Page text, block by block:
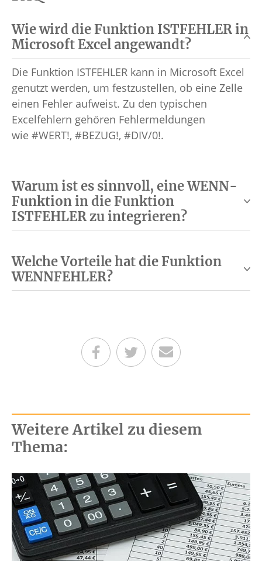
Wie wird die Funktion ISTFEHLER in
Microsoft Excel angewandt?
Die Funktion ISTFEHLER kann in Microsoft Excel
genutzt werden, um festzustellen, ob eine Zelle
einen Fehler aufweist. Zu den typischen
Excelfehlern gehören Fehlermeldungen
wie #WERT!, #BEZUG!, #DIV/0!.
Warum ist es sinnvoll, eine WENN-
Funktion in die Funktion
ISTFEHLER zu integrieren?
Welche Vorteile hat die Funktion
WENNFEHLER?
Teilen auf Facebook
Teilen auf Twitter
Per E-Mail senden
Weitere Artikel zu diesem
Thema: